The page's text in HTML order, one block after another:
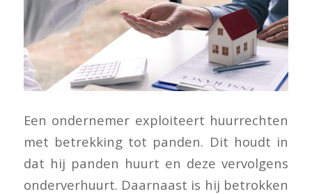
Een ondernemer exploiteert huurrechten
met betrekking tot panden. Dit houdt in
dat hij panden huurt en deze vervolgens
onderverhuurt. Daarnaast is hij betrokken